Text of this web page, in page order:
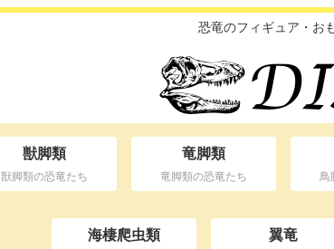
恐竜のフィギュア・お
獣脚類
獣脚類の恐竜たち
竜脚類
竜脚類の恐竜たち
鳥
海棲爬虫類
翼竜